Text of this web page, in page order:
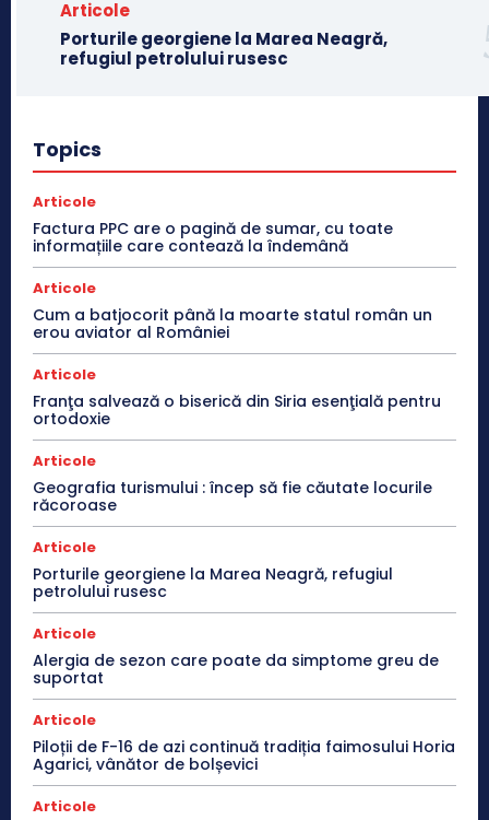
Articole
Porturile georgiene la Marea Neagră,
refugiul petrolului rusesc
Topics
Articole
Factura PPC are o pagină de sumar, cu toate
informațiile care contează la îndemână
Articole
Cum a batjocorit până la moarte statul român un
erou aviator al României
Articole
Franţa salvează o biserică din Siria esenţială pentru
ortodoxie
Articole
Geografia turismului : încep să fie căutate locurile
răcoroase
Articole
Porturile georgiene la Marea Neagră, refugiul
petrolului rusesc
Articole
Alergia de sezon care poate da simptome greu de
suportat
Articole
Piloții de F-16 de azi continuă tradiția faimosului Horia
Agarici, vânător de bolșevici
Articole